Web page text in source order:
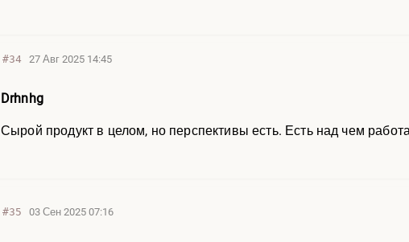
#34 27 Авг 2025 14:45
Drhnhg
Сырой продукт в целом, но перспективы есть. Есть над чем
#35 03 Сен 2025 07:16